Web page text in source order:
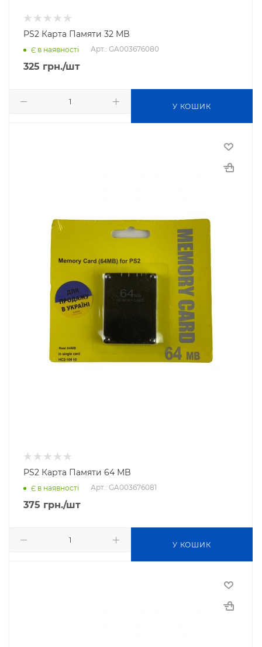
PS2 Карта Памяти 32 MB
Є в наявності Арт.: GA003676080
325 грн./шт
У КОШИК
PS2 Карта Памяти 64 MB
Є в наявності Арт.: GA003676081
375 грн./шт
У КОШИК